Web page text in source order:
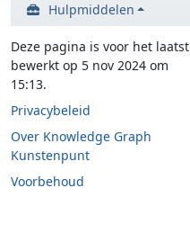
Hulpmiddelen
Deze pagina is voor het laatst
bewerkt op 5 nov 2024 om
15:13.
Privacybeleid
Over Knowledge Graph
Kunstenpunt
Voorbehoud